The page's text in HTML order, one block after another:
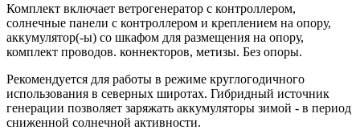
Комплект включает ветрогенератор с контроллером,
солнечные панели с контроллером и креплением на опору,
аккумулятор(-ы) со шкафом для размещения на опору,
комплект проводов. коннекторов, метизы. Без опоры.
Рекомендуется для работы в режиме круглогодичного
использования в северных широтах. Гибридный источник
генерации позволяет заряжать аккумуляторы зимой - в период
сниженной солнечной активности.